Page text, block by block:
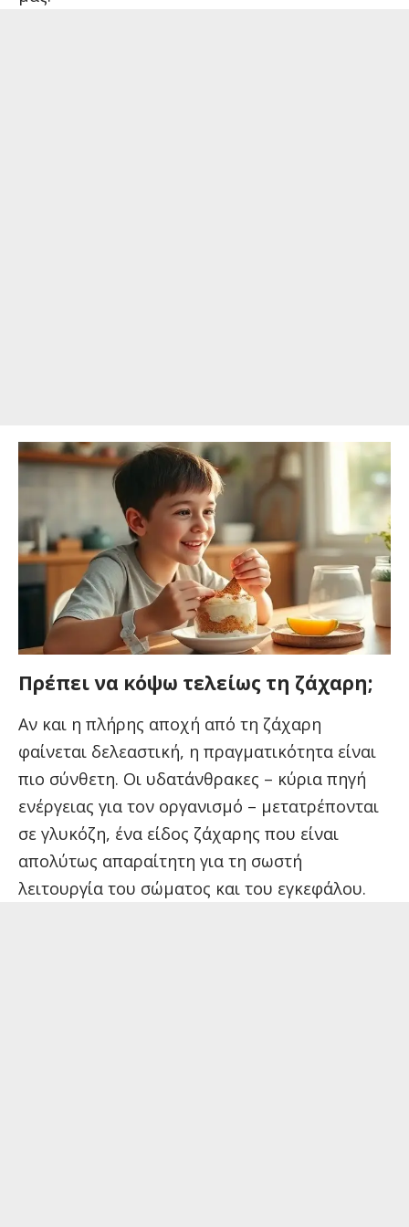
Πρέπει να κόψω τελείως τη ζάχαρη;
Αν και η πλήρης αποχή από τη ζάχαρη
φαίνεται δελεαστική, η πραγματικότητα είναι
πιο σύνθετη. Οι υδατάνθρακες – κύρια πηγή
ενέργειας για τον οργανισμό – μετατρέπονται
σε γλυκόζη, ένα είδος ζάχαρης που είναι
απολύτως απαραίτητη για τη σωστή
λειτουργία του σώματος και του εγκεφάλου.